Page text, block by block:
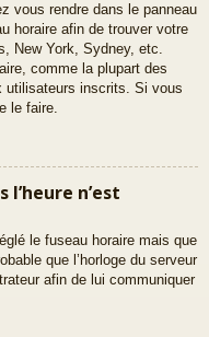
vous rendre dans le panneau
horaire afin de trouver votre
New York, Sydney, etc.
comme la plupart des
utilisateurs inscrits. Si vous
le faire.
n’est
le fuseau horaire mais que
que l’horloge du serveur
afin de lui communiquer